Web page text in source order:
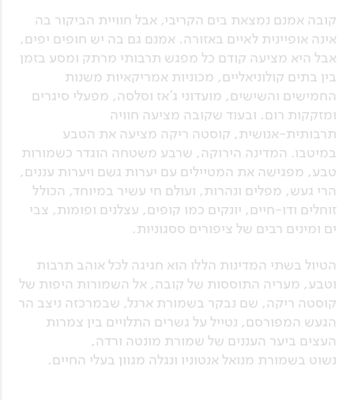
קובה אמנם נמצאת בים הקריבי, אבל חוויית הביקור בה
אינה אופיינית לאיים באזורה. אמנם גם בה יש חופים יפים,
אבל היא מציעה קודם כל מפגש תרבותי מרתק ומסע בזמן
בין בתים קולוניאליים, מכוניות אמריקאיות משנות
החמישים והשישים, מועדוני ג'אז וסלסה, מפעלי סיגרים
ומזקקות רום. ובעוד שקובה מציעה חוויה
תרבותית-אנושית, קוסטה ריקה מציעה את הטבע
במיטבו. המדינה הירוקה, שרבע משטחה הוגדר כשמורות
טבע, מפגישה את המטיילים עם יערות גשם ויערות עננים,
הרי געש, מפלים ונהרות, ועולם חי עשיר במיוחד, הכולל
זוחלים ודו-חיים, יונקים כמו קופים, עצלנים ופומות, צבי
ים ומינים רבים של ציפורים ססגוניות.
הטיול בשתי המדינות הללו הוא חגיגה לכל אוהב תרבות
וטבע, מעריה התוססות של קובה, אל השמורות היפות של
קוסטה ריקה, שם נבקר בשמורת ארנל, שבמרכזה ניצב הר
הגעש המפורסם, נטייל על גשרים התלויים בין צמרות
העצים ביער העננים של שמורת מונטה ורדה,
נשוט בשמורת מנואל אנטוניו ונגלה מגוון בעלי החיים.